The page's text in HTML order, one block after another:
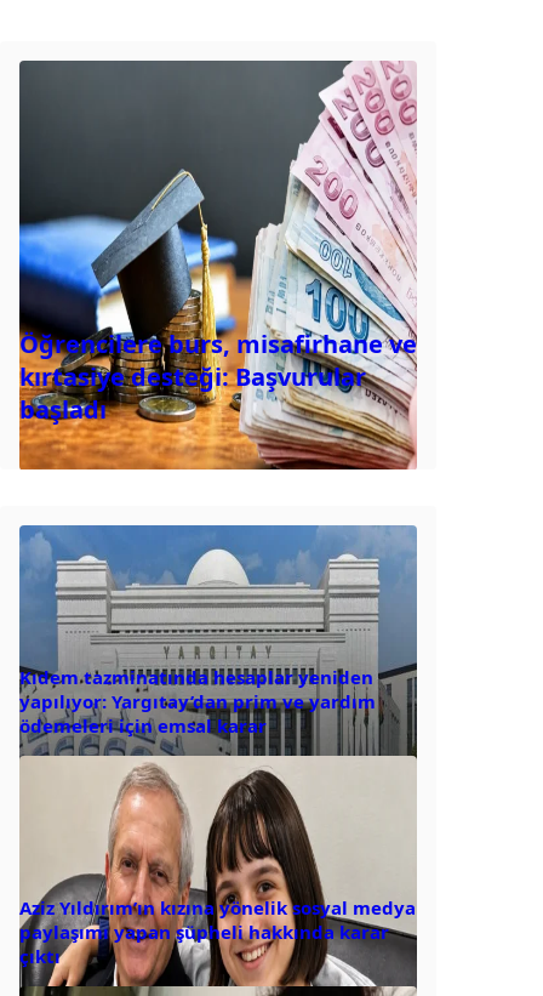
Öğrencilere burs, misafirhane ve
kırtasiye desteği: Başvurular
başladı
Kıdem tazminatında hesaplar yeniden
yapılıyor: Yargıtay’dan prim ve yardım
ödemeleri için emsal karar
Aziz Yıldırım’ın kızına yönelik sosyal medya
paylaşımı yapan şüpheli hakkında karar
çıktı